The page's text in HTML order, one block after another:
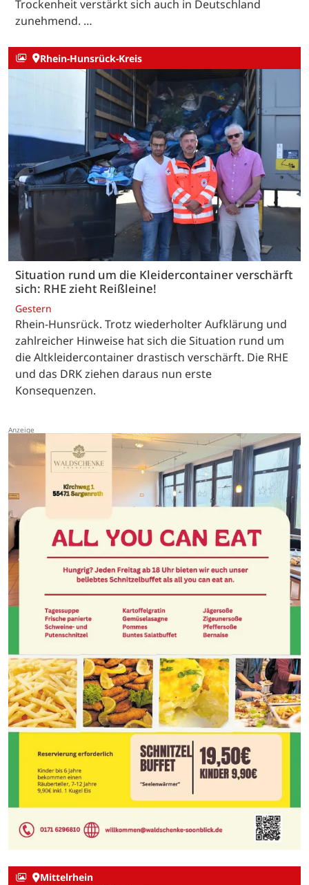
Trockenheit verstärkt sich auch in Deutschland
zunehmend. …
Rhein-Hunsrück-Kreis
Situation rund um die Kleidercontainer verschärft
sich: RHE zieht Reißleine!
Gestern
Rhein-Hunsrück. Trotz wiederholter Aufklärung und
zahlreicher Hinweise hat sich die Situation rund um
die Altkleidercontainer drastisch verschärft. Die RHE
und das DRK ziehen daraus nun erste
Konsequenzen.
Mittelrhein